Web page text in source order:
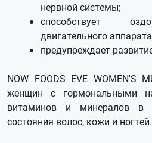
нервной системы;
способствует
двигательного
предупреждает
NOW FOODS EVE WOMEN'S
женщин с гормональными
витаминов и минералов в
состояния волос, кожи и ногтей.